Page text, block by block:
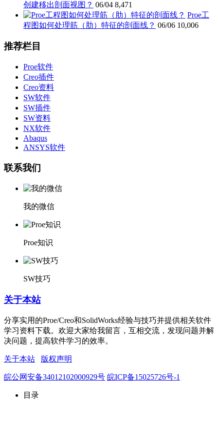
创建移出剖面视图？ 06/04 8,471
Proe工
程图如何处理筋（肋）特征的剖面线？ 06/06 10,006
推荐栏目
Proe软件
Creo插件
Creo资料
SW软件
SW插件
SW资料
NX软件
Abaqus
ANSYS软件
联系我们
我的微信
Proe知识
SW技巧
关于本站
分享实用的Proe/Creo和SolidWorks经验与技巧并提供相关软件
学习资料下载。欢迎大家给我留言，互相交流，发现问题并解
决问题，提高软件学习的效率。
关于本站 版权声明
皖公网安备34012102000929号 皖ICP备15025726号-1
目录